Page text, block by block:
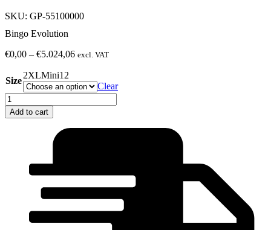
SKU: GP-55100000
Bingo Evolution
€0,00 – €5.024,06 Price
through
excl. VAT
Size
2XLMini1 2
Clear
Bingo
Evolution
quantity
Add to cart